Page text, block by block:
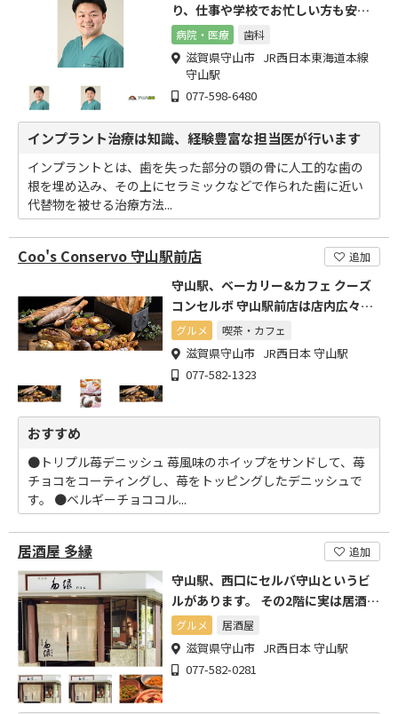
り、仕事や学校でお忙しい方も安心
して継続的な治療が出来ます!
病院・医療 歯科
滋賀県守山市 JR西日本東海道本線
守山駅
077-598-6480
インプラント治療は知識、経験豊富な担当医が行います
インプラントとは、歯を失った部分の顎の骨に人工的な歯の
根を埋め込み、その上にセラミックなどで作られた歯に近い
代替物を被せる治療方法...
Coo's Conservo 守山駅前店 追加
守山駅、ベーカリー&カフェ クーズ
コンセルボ 守山駅前店は店内広々の
最大54席!
グルメ 喫茶・カフェ
滋賀県守山市 JR西日本 守山駅
077-582-1323
おすすめ
●トリプル苺デニッシュ 苺風味のホイップをサンドして、苺
チョコをコーティングし、苺をトッピングしたデニッシュで
す。 ●ベルギーチョココル...
居酒屋 多縁 追加
守山駅、西口にセルバ守山というビ
ルがあります。 その2階に実は居酒屋
があるんです!
グルメ 居酒屋
滋賀県守山市 JR西日本 守山駅
077-582-0281